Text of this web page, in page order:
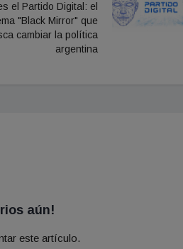
el Partido Digital: el
"Black Mirror" que
cambiar la política
argentina
aún!
este artículo.